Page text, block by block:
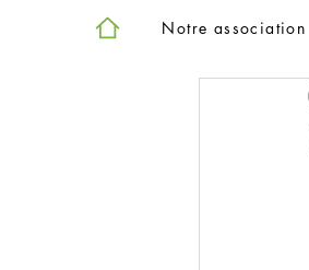
Notre association